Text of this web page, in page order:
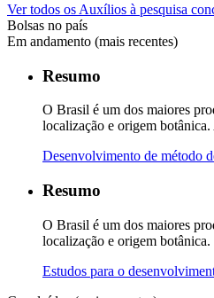
Ver todos os Auxílios à pesquisa
Bolsas no país
Em andamento (mais recentes)
Resumo
O Brasil é um dos maiores
localização e origem
Desenvolvimento de método
Resumo
O Brasil é um dos maiores
localização e origem
Estudos para o